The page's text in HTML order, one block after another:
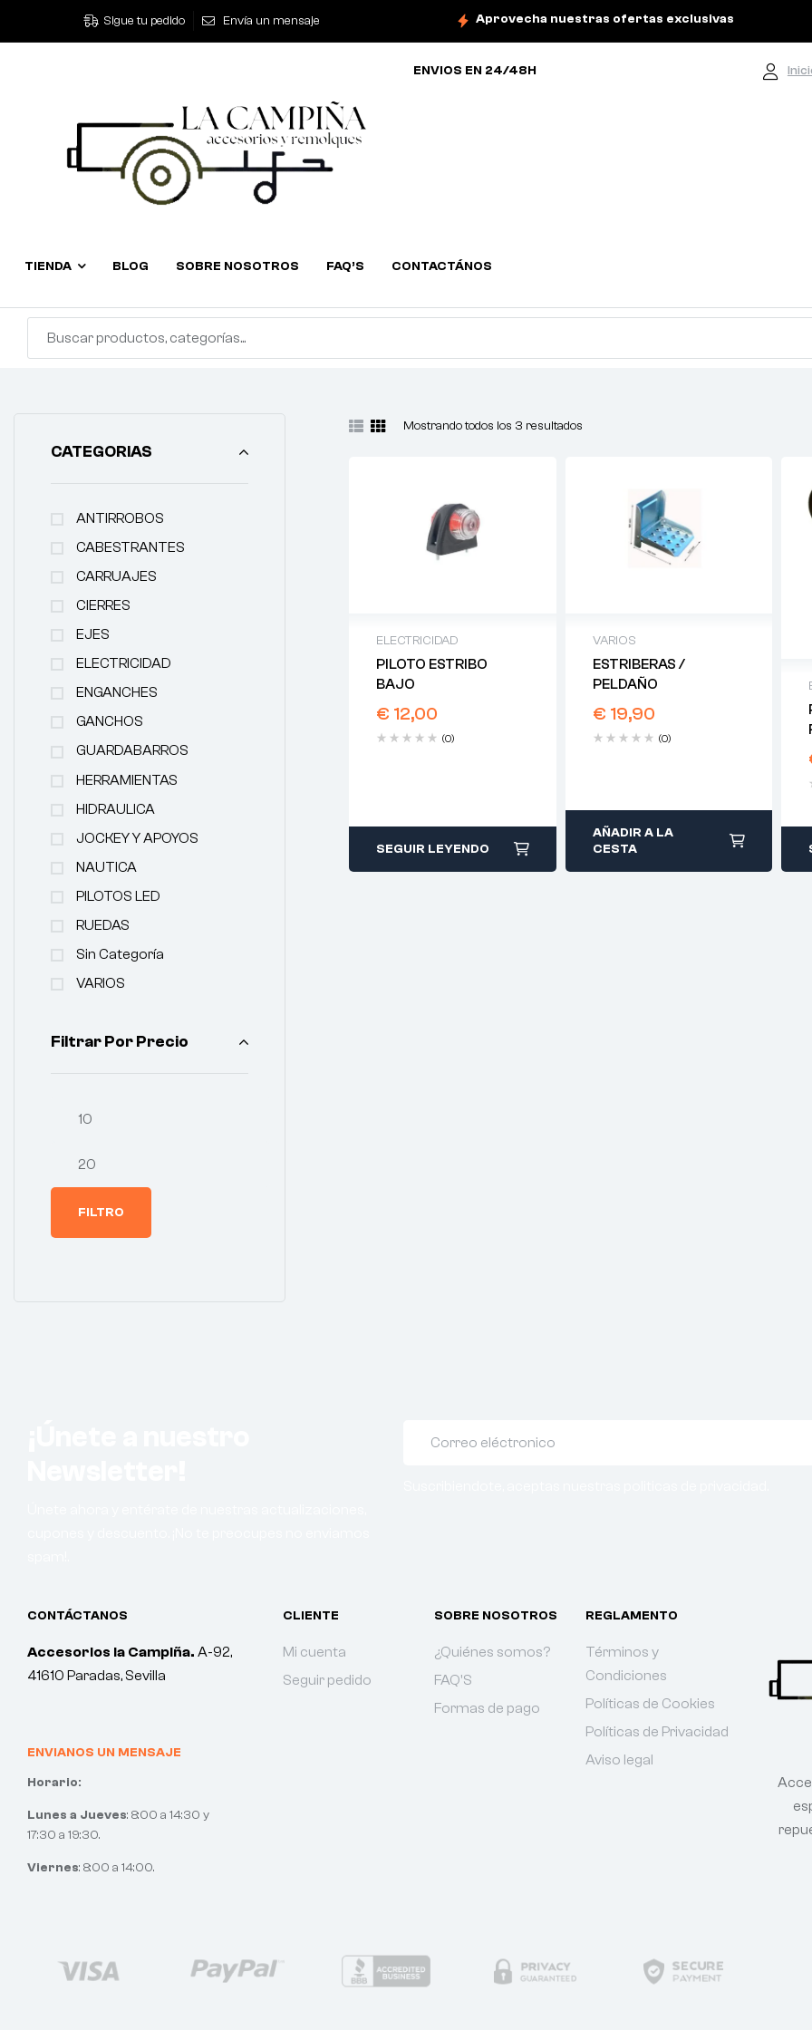
Sigue tu pedido Envía un mensaje Aprovecha nuestras ofertas exclusivas
TIENDA BLOG SOBRE NOSOTROS FAQ’S CONTACTÁNOS
ENVIOS EN 24/48H
Mostrando todos los 3 resultados
ELECTRICIDAD
PILOTO ESTRIBO
BAJO
€ 12,00
(0)
SEGUIR LEYENDO
VARIOS
ESTRIBERAS /
PELDAÑO
€ 19,90
(0)
AÑADIR A LA
CESTA
CATEGORIAS
ANTIRROBOS
CABESTRANTES
CARRUAJES
CIERRES
EJES
ELECTRICIDAD
ENGANCHES
GANCHOS
GUARDABARROS
HERRAMIENTAS
HIDRAULICA
JOCKEY Y APOYOS
NAUTICA
PILOTOS LED
RUEDAS
Sin Categoría
VARIOS
Filtrar Por Precio
FILTRO
CONTÁCTANOS
Accesorios la Campiña. A-92,
41610 Paradas, Sevilla
ENVIANOS UN MENSAJE
Horario:
Lunes a Jueves: 8:00 a 14:30 y
17:30 a 19:30.
Viernes: 8:00 a 14:00.
CLIENTE
Mi cuenta
Seguir pedido
SOBRE NOSOTROS
¿Quiénes somos?
FAQ'S
Formas de pago
REGLAMENTO
Términos y
Condiciones
Políticas de Cookies
Políticas de Privacidad
Aviso legal